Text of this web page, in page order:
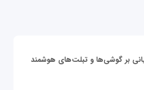
بر گوشی‌ها و تبلت‌های هوشمند